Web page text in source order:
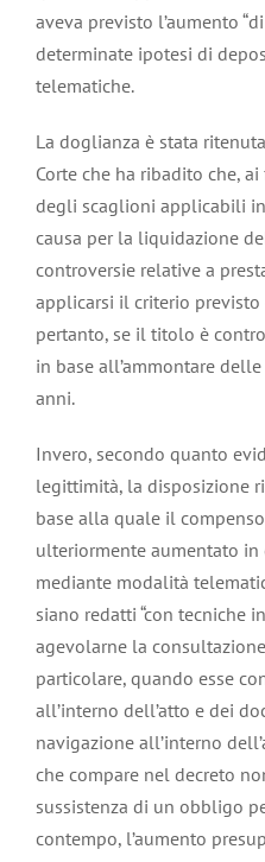
aveva previsto l’aumento
determinate ipotesi di
telematiche.
La doglianza è stata
Corte che ha ribadito che,
degli scaglioni applicabili
causa per la liquidazione
controversie relative a
applicarsi il criterio previsto
pertanto, se il titolo è
in base all’ammontare
anni.
Invero, secondo quanto
legittimità, la disposizione
base alla quale il
ulteriormente aumentato
mediante modalità
siano redatti “con tecniche
agevolarne la
particolare, quando esse
all’interno dell’atto e dei
navigazione all’interno
che compare nel decreto
sussistenza di un obbligo
contempo, l’aumento